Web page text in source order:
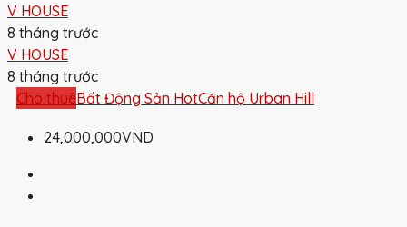
V HOUSE
8 tháng trước
V HOUSE
8 tháng trước
Cho thuêBất Động Sản HotCăn hộ Urban Hill
24,000,000VND